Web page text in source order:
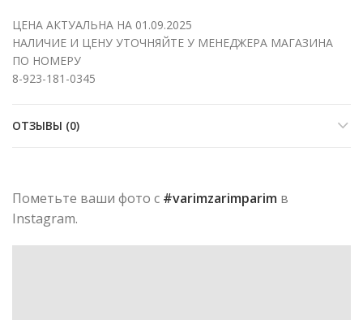
ЦЕНА АКТУАЛЬНА НА 01.09.2025
НАЛИЧИЕ И ЦЕНУ УТОЧНЯЙТЕ У МЕНЕДЖЕРА МАГАЗИНА
ПО НОМЕРУ
8-923-181-0345
ОТЗЫВЫ (0)
Пометьте ваши фото с #varimzarimparim в
Instagram.